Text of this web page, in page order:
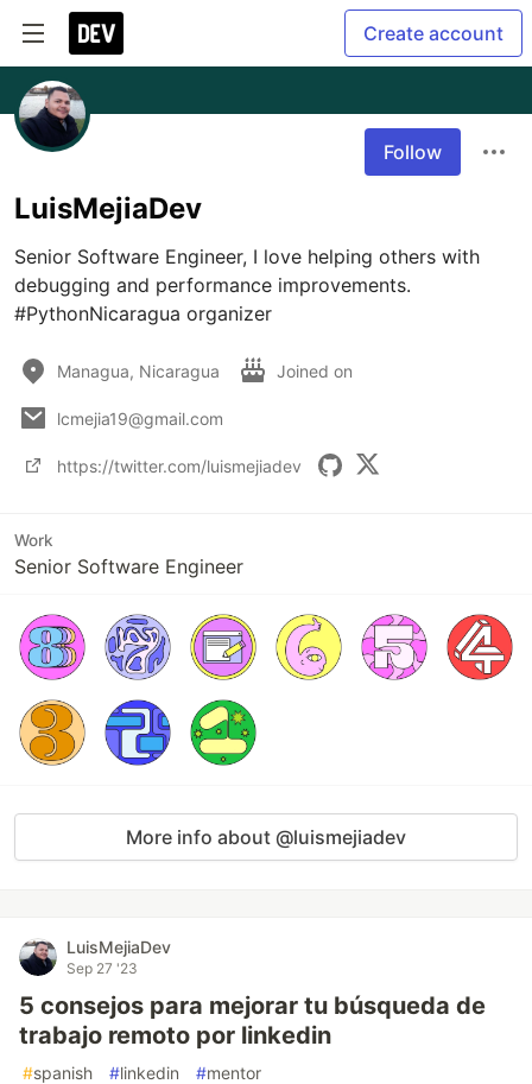
Create account
Follow
LuisMejiaDev
Senior Software Engineer, I love helping others with
debugging and performance improvements.
#PythonNicaragua organizer
Managua, Nicaragua Joined on
lcmejia19@gmail.com
https://twitter.com/luismejiadev
Work
Senior Software Engineer
More info about @luismejiadev
LuisMejiaDev
Sep 27 '23
5 consejos para mejorar tu búsqueda de
trabajo remoto por linkedin
#spanish #linkedin #mentor